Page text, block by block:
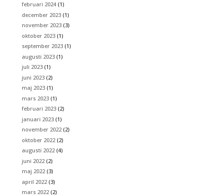
februari 2024(1)
december 2023(1)
november 2023(3)
oktober 2023(1)
september 2023(1)
augusti 2023(1)
juli 2023(1)
juni 2023(2)
maj 2023(1)
mars 2023(1)
februari 2023(2)
januari 2023(1)
november 2022(2)
oktober 2022(2)
augusti 2022(4)
juni 2022(2)
maj 2022(3)
april 2022(3)
mars 2022(2)